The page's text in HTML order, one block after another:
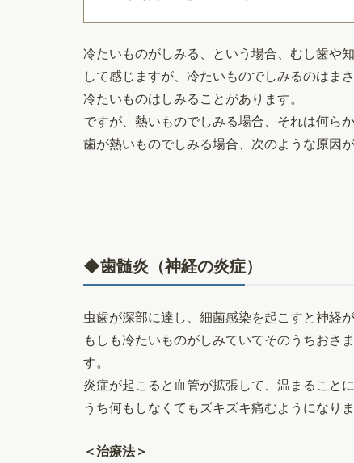
冷たいものがしみる、という場合、むし歯や
して感じますが、冷たいものでしみるのはま
冷たいものはしみることがあります。
ですが、熱いものでしみる場合、それは何ら
歯が熱いものでしみる場合、次のような原因
◆歯髄炎（神経の炎症）
虫歯が深部に達し、細菌感染を起こすと神経
もしも冷たいものがしみていてそのうちおさ
す。
炎症が起こると血管が拡張して、温まること
うち何もしなくてもズキズキ痛むようになりま
＜治療法＞